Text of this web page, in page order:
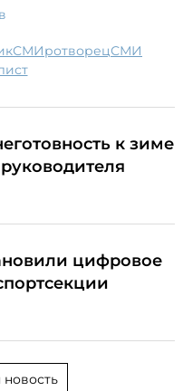
СМИротворец
СМИ
к зиме
цифровое